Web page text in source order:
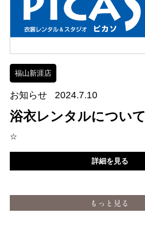
福山新涯店
お知らせ 2024.7.10
浴衣レンタルについて
☆
詳細を見る